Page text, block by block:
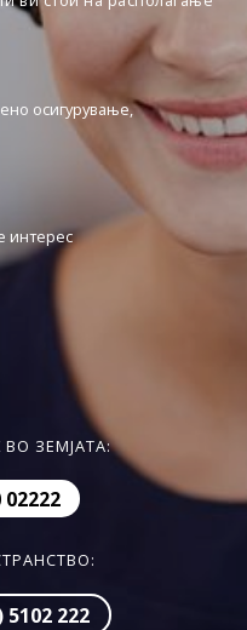
осигурување,
интерес
ЗЕМЈАТА:
02222
5102 222